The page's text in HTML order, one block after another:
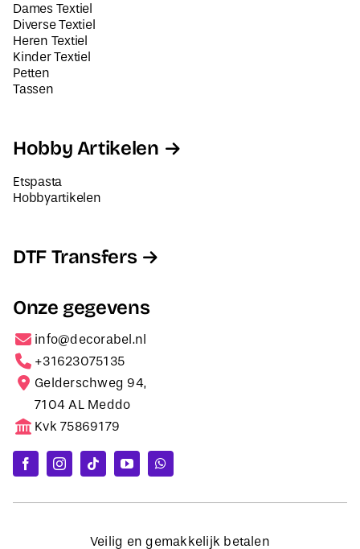
Dames Textiel
Diverse Textiel
Heren Textiel
Kinder Textiel
Petten
Tassen
Hobby Artikelen
Etspasta
Hobbyartikelen
DTF Transfers
Onze gegevens
info@decorabel.nl
+31623075135
Gelderschweg 94,
7104 AL Meddo
Kvk 75869179
Veilig en gemakkelijk betalen